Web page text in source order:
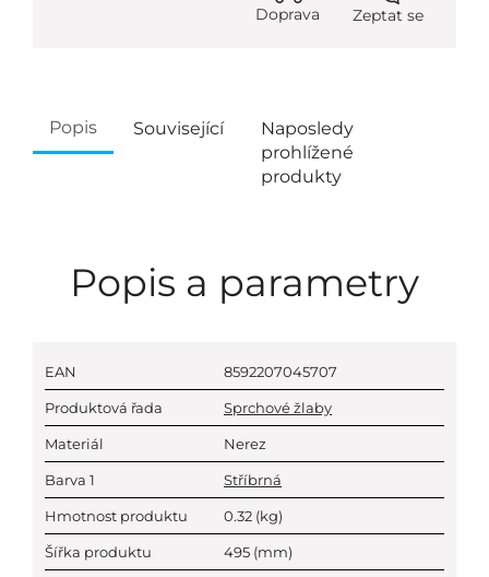
Doprava Zeptat se
Popis Související
Naposledy
prohlížené
produkty
Popis a parametry
EAN 8592207045707
Produktová řada Sprchové žlaby
Materiál Nerez
Barva 1 Stříbrná
Hmotnost produktu 0.32 (kg)
Šířka produktu 495 (mm)